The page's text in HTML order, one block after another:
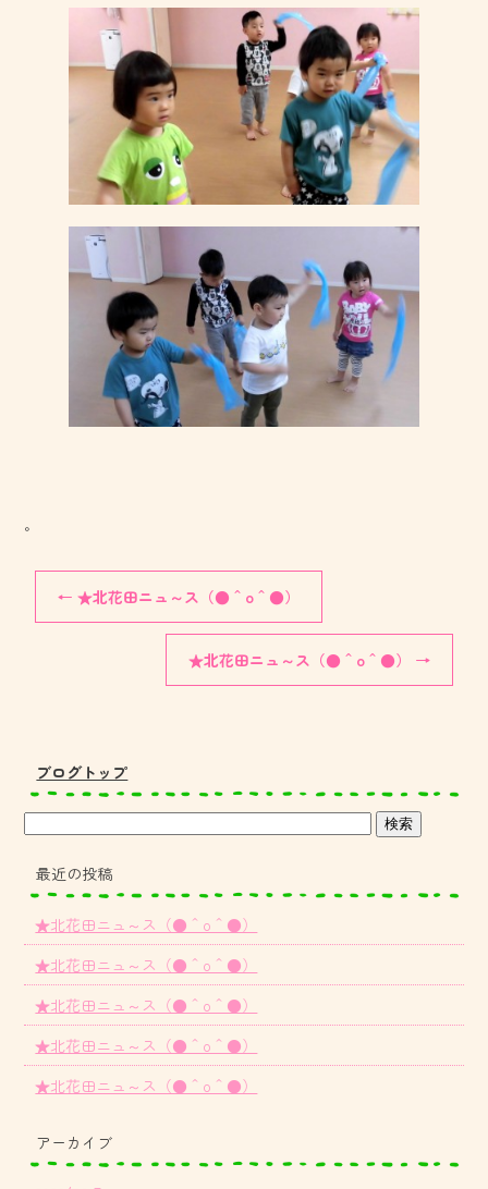
。
← ★北花田ニュ～ス（●＾o＾●）
★北花田ニュ～ス（●＾o＾●） →
ブログトップ
最近の投稿
★北花田ニュ～ス（●＾o＾●）
★北花田ニュ～ス（●＾o＾●）
★北花田ニュ～ス（●＾o＾●）
★北花田ニュ～ス（●＾o＾●）
★北花田ニュ～ス（●＾o＾●）
アーカイブ